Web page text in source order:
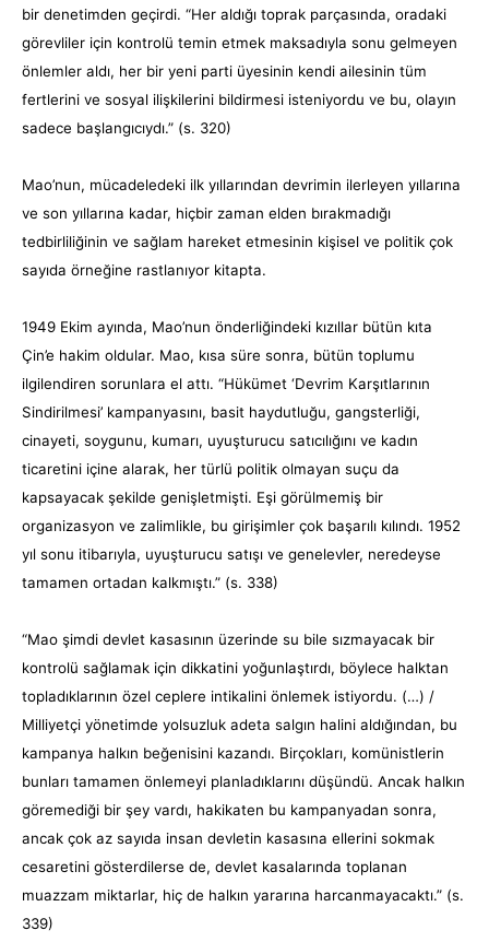
bir denetimden geçirdi. “Her aldığı toprak parçasında, oradaki
görevliler için kontrolü temin etmek maksadıyla sonu gelmeyen
önlemler aldı, her bir yeni parti üyesinin kendi ailesinin tüm
fertlerini ve sosyal ilişkilerini bildirmesi isteniyordu ve bu, olayın
sadece başlangıcıydı.” (s. 320)
Mao’nun, mücadeledeki ilk yıllarından devrimin ilerleyen yıllarına
ve son yıllarına kadar, hiçbir zaman elden bırakmadığı
tedbirliliğinin ve sağlam hareket etmesinin kişisel ve politik çok
sayıda örneğine rastlanıyor kitapta.
1949 Ekim ayında, Mao’nun önderliğindeki kızıllar bütün kıta
Çin’e hakim oldular. Mao, kısa süre sonra, bütün toplumu
ilgilendiren sorunlara el attı. “Hükümet ‘Devrim Karşıtlarının
Sindirilmesi’ kampanyasını, basit haydutluğu, gangsterliği,
cinayeti, soygunu, kumarı, uyuşturucu satıcılığını ve kadın
ticaretini içine alarak, her türlü politik olmayan suçu da
kapsayacak şekilde genişletmişti. Eşi görülmemiş bir
organizasyon ve zalimlikle, bu girişimler çok başarılı kılındı. 1952
yıl sonu itibarıyla, uyuşturucu satışı ve genelevler, neredeyse
tamamen ortadan kalkmıştı.” (s. 338)
“Mao şimdi devlet kasasının üzerinde su bile sızmayacak bir
kontrolü sağlamak için dikkatini yoğunlaştırdı, böylece halktan
topladıklarının özel ceplere intikalini önlemek istiyordu. (…) /
Milliyetçi yönetimde yolsuzluk adeta salgın halini aldığından, bu
kampanya halkın beğenisini kazandı. Birçokları, komünistlerin
bunları tamamen önlemeyi planladıklarını düşündü. Ancak halkın
göremediği bir şey vardı, hakikaten bu kampanyadan sonra,
ancak çok az sayıda insan devletin kasasına ellerini sokmak
cesaretini gösterdilerse de, devlet kasalarında toplanan
muazzam miktarlar, hiç de halkın yararına harcanmayacaktı.” (s.
339)